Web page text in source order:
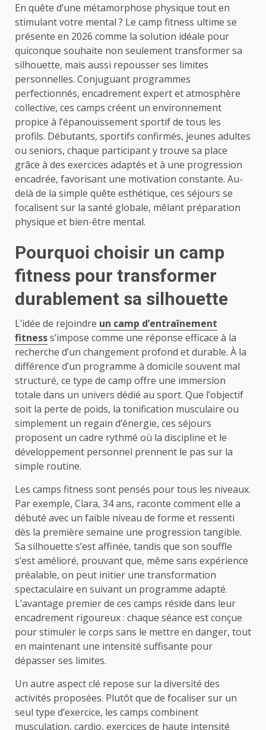
En quête d’une métamorphose physique tout en
stimulant votre mental ? Le camp fitness ultime se
présente en 2026 comme la solution idéale pour
quiconque souhaite non seulement transformer sa
silhouette, mais aussi repousser ses limites
personnelles. Conjuguant programmes
perfectionnés, encadrement expert et atmosphère
collective, ces camps créent un environnement
propice à l’épanouissement sportif de tous les
profils. Débutants, sportifs confirmés, jeunes adultes
ou seniors, chaque participant y trouve sa place
grâce à des exercices adaptés et à une progression
encadrée, favorisant une motivation constante. Au-
delà de la simple quête esthétique, ces séjours se
focalisent sur la santé globale, mêlant préparation
physique et bien-être mental.
Pourquoi choisir un camp
fitness pour transformer
durablement sa silhouette
L’idée de rejoindre un camp d’entraînement
fitnesss’impose comme une réponse efficace à la
recherche d’un changement profond et durable. À la
différence d’un programme à domicile souvent mal
structuré, ce type de camp offre une immersion
totale dans un univers dédié au sport. Que l’objectif
soit la perte de poids, la tonification musculaire ou
simplement un regain d’énergie, ces séjours
proposent un cadre rythmé où la discipline et le
développement personnel prennent le pas sur la
simple routine.
Les camps fitness sont pensés pour tous les niveaux.
Par exemple, Clara, 34 ans, raconte comment elle a
débuté avec un faible niveau de forme et ressenti
dès la première semaine une progression tangible.
Sa silhouette s’est affinée, tandis que son souffle
s’est amélioré, prouvant que, même sans expérience
préalable, on peut initier une transformation
spectaculaire en suivant un programme adapté.
L’avantage premier de ces camps réside dans leur
encadrement rigoureux : chaque séance est conçue
pour stimuler le corps sans le mettre en danger, tout
en maintenant une intensité suffisante pour
dépasser ses limites.
Un autre aspect clé repose sur la diversité des
activités proposées. Plutôt que de focaliser sur un
seul type d’exercice, les camps combinent
musculation, cardio, exercices de haute intensité